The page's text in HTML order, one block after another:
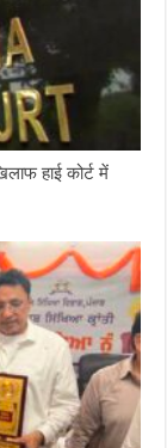
हाई कोर्ट में